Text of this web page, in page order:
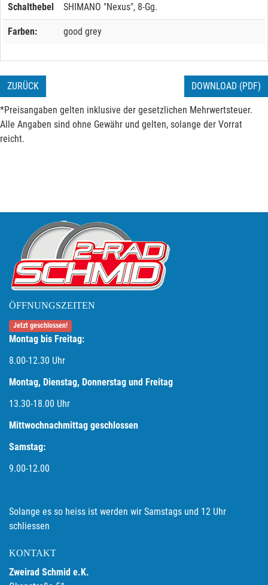
Schalthebel SHIMANO "Nexus", 8-Gg.
Farben: good grey
ZURÜCK DOWNLOAD (PDF)
*Preisangaben gelten inklusive der gesetzlichen Mehrwertsteuer.
Alle Angaben sind ohne Gewähr und gelten, solange der Vorrat
reicht.
ÖFFNUNGSZEITEN
Jetzt geschlossen!
Montag bis Freitag:
8.00-12.30 Uhr
Montag, Dienstag, Donnerstag und Freitag
13.30-18.00 Uhr
Mittwochnachmittag geschlossen
Samstag:
9.00-12.00
Solange es so heiss ist werden wir Samstags und 12 Uhr
schliessen
KONTAKT
Zweirad Schmid e.K.